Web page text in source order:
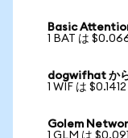
Basic
1 BAT は
dogwifhat か
1 WIF は
Golem
1 GLM は